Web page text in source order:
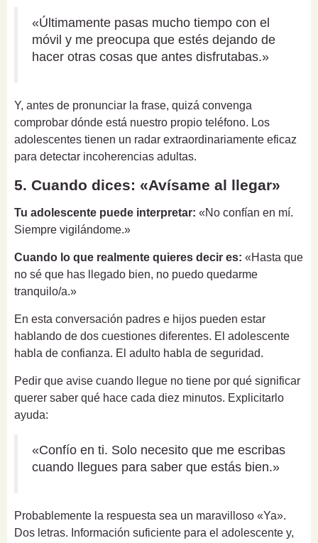
«Últimamente pasas mucho tiempo con el
móvil y me preocupa que estés dejando de
hacer otras cosas que antes disfrutabas.»
Y, antes de pronunciar la frase, quizá convenga
comprobar dónde está nuestro propio teléfono. Los
adolescentes tienen un radar extraordinariamente eficaz
para detectar incoherencias adultas.
5. Cuando dices: «Avísame al llegar»
Tu adolescente puede interpretar: «No confían en mí.
Siempre vigilándome.»
Cuando lo que realmente quieres decir es: «Hasta que
no sé que has llegado bien, no puedo quedarme
tranquilo/a.»
En esta conversación padres e hijos pueden estar
hablando de dos cuestiones diferentes. El adolescente
habla de confianza. El adulto habla de seguridad.
Pedir que avise cuando llegue no tiene por qué significar
querer saber qué hace cada diez minutos. Explicitarlo
ayuda:
«Confío en ti. Solo necesito que me escribas
cuando llegues para saber que estás bien.»
Probablemente la respuesta sea un maravilloso «Ya».
Dos letras. Información suficiente para el adolescente y,